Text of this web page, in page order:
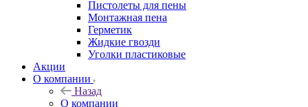
Пистолеты для пены
Монтажная пена
Герметик
Жидкие гвозди
Уголки пластиковые
Акции
О компании
Назад
О компании